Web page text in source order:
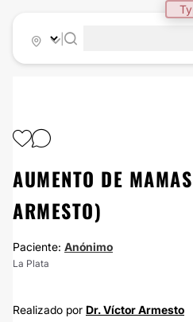
AUMENTO DE
ARMESTO)
Paciente: Anónimo
La Plata
Realizado por Dr. Víctor Armesto